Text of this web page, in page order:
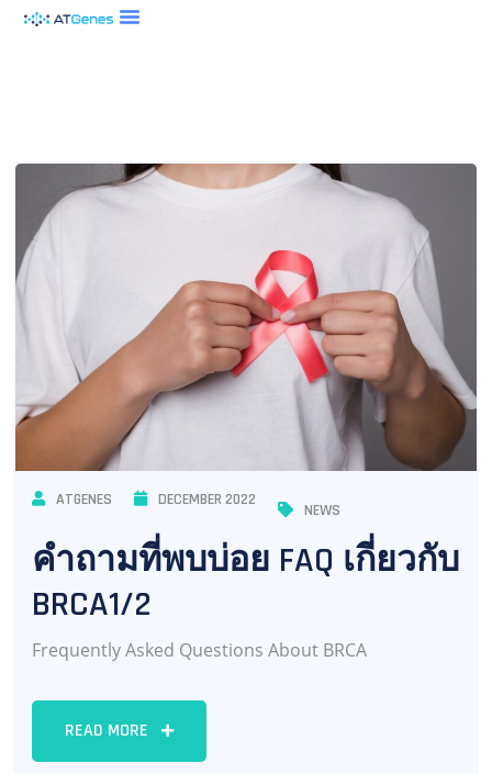
ATGENES DECEMBER 2022
NEWS
คำถามที่พบบ่อย FAQ เกี่ยวกับ
BRCA1/2
Frequently Asked Questions About BRCA
READ MORE